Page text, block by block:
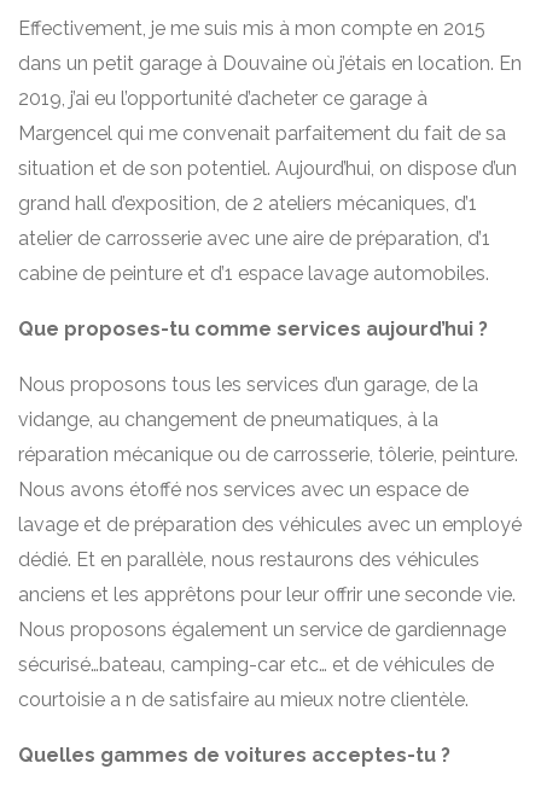
Effectivement, je me suis mis à mon compte en 2015
dans un petit garage à Douvaine où j’étais en location. En
2019, j’ai eu l’opportunité d’acheter ce garage à
Margencel qui me convenait parfaitement du fait de sa
situation et de son potentiel. Aujourd’hui, on dispose d’un
grand hall d’exposition, de 2 ateliers mécaniques, d’1
atelier de carrosserie avec une aire de préparation, d’1
cabine de peinture et d’1 espace lavage automobiles.
Que proposes-tu comme services aujourd’hui ?
Nous proposons tous les services d’un garage, de la
vidange, au changement de pneumatiques, à la
réparation mécanique ou de carrosserie, tôlerie, peinture.
Nous avons étoffé nos services avec un espace de
lavage et de préparation des véhicules avec un employé
dédié. Et en parallèle, nous restaurons des véhicules
anciens et les apprêtons pour leur offrir une seconde vie.
Nous proposons également un service de gardiennage
sécurisé…bateau, camping-car etc… et de véhicules de
courtoisie a n de satisfaire au mieux notre clientèle.
Quelles gammes de voitures acceptes-tu ?